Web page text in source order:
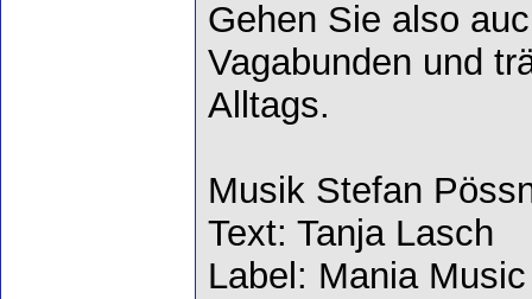
Gehen Sie also
Vagabunden und
Alltags.
Musik Stefan
Text: Tanja Lasch
Label: Mania Music